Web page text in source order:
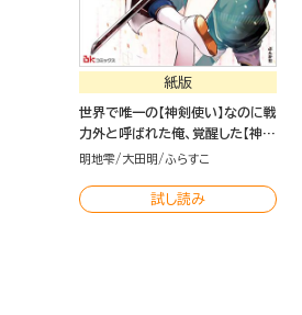
紙版
世界で唯一の【神剣使い】なのに戦
力外と呼ばれた俺、覚醒した【神
剣】と最強になる（2）
明地雫 大田明 ふらすこ
試し読み